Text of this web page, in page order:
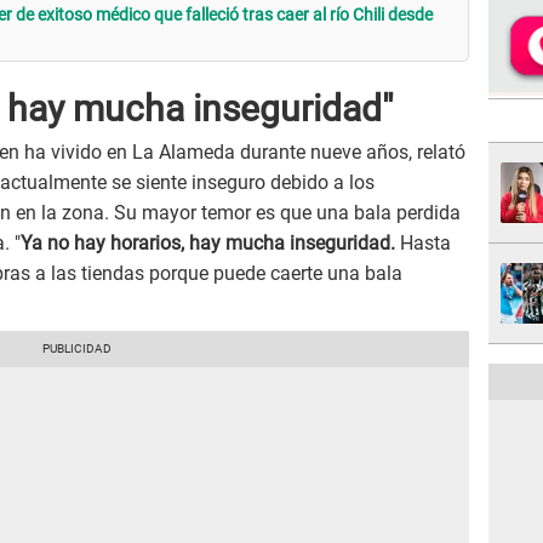
de exitoso médico que falleció tras caer al río Chili desde
mucha inseguridad"
ha vivido en La Alameda durante nueve años, relató
se siente inseguro debido a los
en la zona. Su mayor temor es que una bala perdida
"Ya no hay horarios, hay mucha inseguridad. Hasta
a las tiendas porque puede caerte una bala